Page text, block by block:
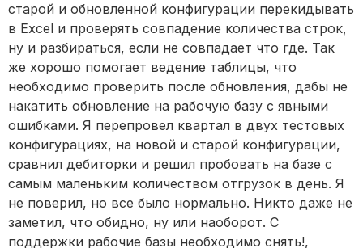
старой и обновленной конфигурации перекидывать
в Excel и проверять совпадение количества строк,
ну и разбираться, если не совпадает что где. Так
же хорошо помогает ведение таблицы, что
необходимо проверить после обновления, дабы не
накатить обновление на рабочую базу с явными
ошибками. Я перепровел квартал в двух тестовых
конфигурациях, на новой и старой конфигурации,
сравнил дебиторки и решил пробовать на базе с
самым маленьким количеством отгрузок в день. Я
не поверил, но все было нормально. Никто даже не
заметил, что обидно, ну или наоборот. С
поддержки рабочие базы необходимо снять!,